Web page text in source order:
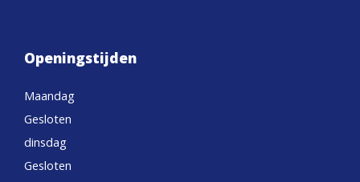
Openingstijden
Maandag
Gesloten
dinsdag
Gesloten